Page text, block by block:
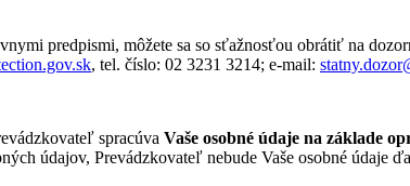
predpismi, môžete sa so sťažnosťou obrátiť na
, tel. číslo: 02 3231 3214; e-mail:
spracúva Vaše osobné údaje na základe
údajov, Prevádzkovateľ nebude Vaše osobné údaje